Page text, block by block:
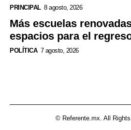
PRINCIPAL 8 agosto, 2026
Más escuelas
espacios para el
POLÍTICA 7 agosto, 2026
© Referente.mx. All